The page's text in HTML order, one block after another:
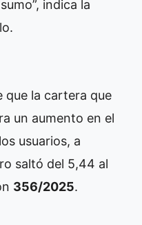
indica la
que la cartera que
un aumento en el
usuarios, a
saltó del 5,44 al
356/2025.